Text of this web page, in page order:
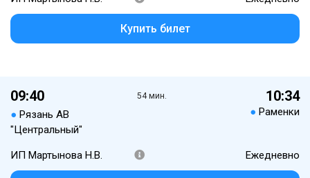
Купить билет
09:40
● Рязань АВ
"Центральный"
54 мин. 10:34
● Раменки
ИП Мартынова Н.В. Ежедневно